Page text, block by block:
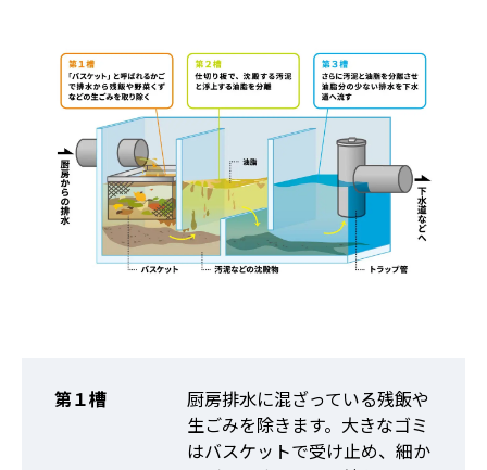
第１槽
厨房排水に混ざっている残飯や
生ごみを除きます。大きなゴミ
はバスケットで受け止め、細か